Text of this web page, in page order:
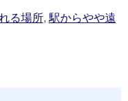
る場所, 駅からやや遠